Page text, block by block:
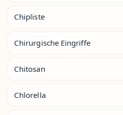
Chipliste
Chirurgische Eingriffe
Chitosan
Chlorella